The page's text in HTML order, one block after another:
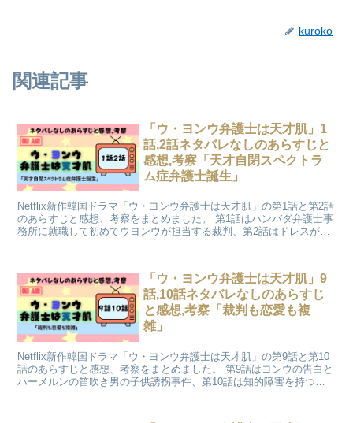
kuroko
関連記事
「ウ・ヨンウ弁護士は天才肌」1
話,2話ネタバレなしのあらすじと
感想,考察「天才自閉スペクトラ
ム症弁護士誕生」
Netflix新作韓国ドラマ「ウ・ヨンウ弁護士は天才肌」の第1話と第2話
のあらすじと感想、考察をまとめました。 第1話はハンバダ弁護士事
務所に就職して初めてウヨンウが担当する裁判、第2話はドレスが脱
「ウ・ヨンウ弁護士は天才肌」9
話,10話ネタバレなしのあらすじ
と感想,考察「裁判も恋愛も複
雑」
Netflix新作韓国ドラマ「ウ・ヨンウ弁護士は天才肌」の第9話と第10
話のあらすじと感想、考察をまとめました。 第9話はヨンウの告白と
ハーメルンの笛吹き男の子供誘拐事件、第10話は知的障害を持つ女